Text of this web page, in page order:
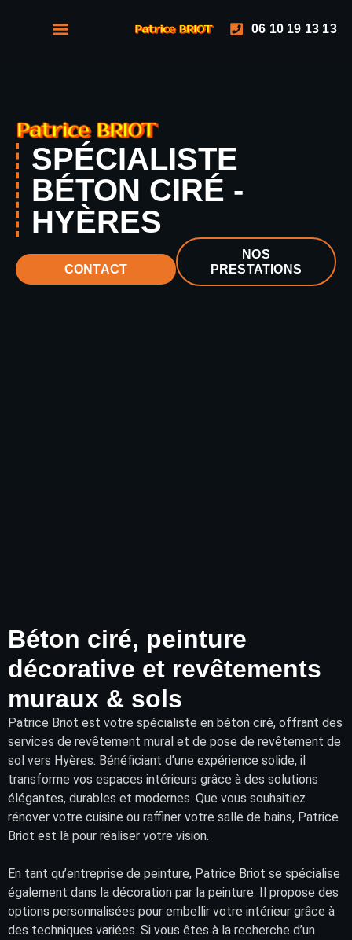
06 10 19 13 13
SPÉCIALISTE
BÉTON CIRÉ -
HYÈRES
CONTACT
NOS
PRESTATIONS
Béton ciré, peinture
décorative et revêtements
muraux & sols
Patrice Briot est votre spécialiste en béton ciré, offrant des
services de revêtement mural et de pose de revêtement de
sol vers Hyères. Bénéficiant d’une expérience solide, il
transforme vos espaces intérieurs grâce à des solutions
élégantes, durables et modernes. Que vous souhaitiez
rénover votre cuisine ou raffiner votre salle de bains, Patrice
Briot est là pour réaliser votre vision.
En tant qu’entreprise de peinture, Patrice Briot se spécialise
également dans la décoration par la peinture. Il propose des
options personnalisées pour embellir votre intérieur grâce à
des techniques variées. Si vous êtes à la recherche d’un